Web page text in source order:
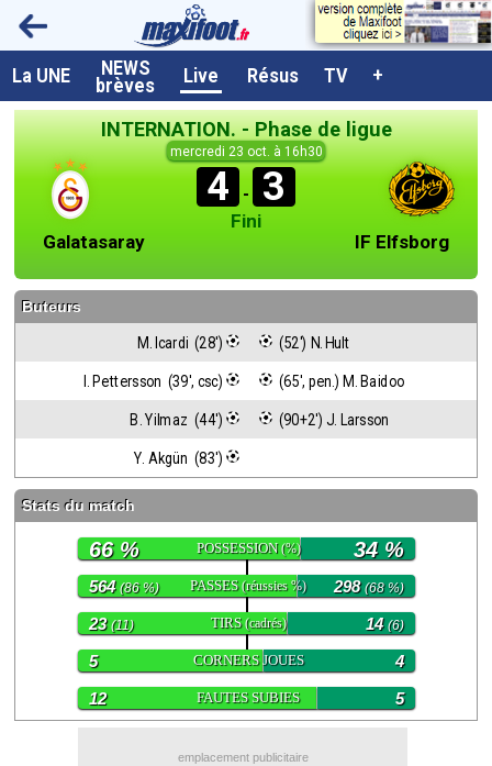
La UNE NEWS
brèves Live Résus TV +
INTERNATION. - Phase de ligue
mercredi 23 oct. à 16h30
4 - 3
Fini
Galatasaray
IF Elfsborg
Buteurs
M. Icardi  (28') (52') N. Hult
I. Pettersson  (39', csc) (65', pen.) M. Baidoo
B. Yilmaz  (44') (90+2') J. Larsson
Y. Akgün  (83')
Stats du match
POSSESSION(%)
66 % 34 %
PASSES(réussies %)
564 (86 %) 298(68 %)
TIRS(cadrés)
23(11) 14 (6)
CORNERS JOUES
5 4
FAUTES SUBIES
12 5
emplacement publicitaire
A la UNE
Dernières brèves
Live / Matchs en direct
Résultats et Classements
Class. buteurs européens
Programme TV foot
Vidéos
Tableau transferts L1
Taille de la police
Paramètrages / Options
Contact / Signaler un bug
Recrutement Maxifoot
Mentions légales
site web Maxifoot.fr